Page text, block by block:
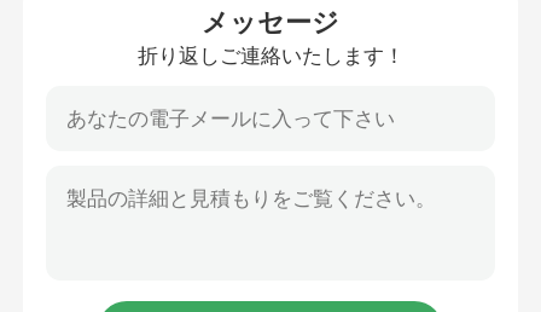
メッセージ
折り返しご連絡いたします！